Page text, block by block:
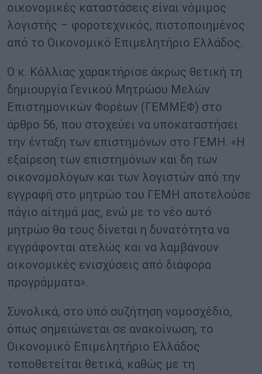
οικονομικές καταστάσεις είναι νόμιμος
λογιστής – φοροτεχνικός, πιστοποιημένος
από το Οικονομικό Επιμελητήριο Ελλάδος.
Ο κ. Κόλλιας χαρακτήρισε άκρως θετική τη
δημιουργία Γενικού Μητρώου Μελών
Επιστημονικών Φορέων (ΓΕΜΜΕΦ) στο
άρθρο 56, που στοχεύει να υποκαταστήσει
την ένταξη των επιστημόνων στο ΓΕΜΗ. «Η
εξαίρεση των επιστημόνων και δη των
οικονομολόγων και των λογιστών από την
εγγραφή στο μητρώο του ΓΕΜΗ αποτελούσε
πάγιο αίτημά μας, ενώ με το νέο αυτό
μητρώο θα τους δίνεται η δυνατότητα να
εγγράφονται ατελώς και να λαμβάνουν
οικονομικές ενισχύσεις από διάφορα
προγράμματα».
Συνολικά, στο υπό συζήτηση νομοσχέδιο,
όπως σημειώνεται σε ανακοίνωση, το
Οικονομικό Επιμελητήριο Ελλάδος
τοποθετείται θετικά, καθώς με τη